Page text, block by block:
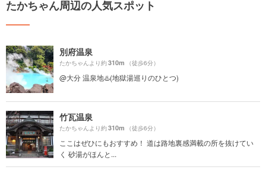
たかちゃん周辺の人気スポット
別府温泉
たかちゃんより約310m （徒歩6分）
@大分 温泉地♨️(地獄湯巡りのひとつ)
竹瓦温泉
たかちゃんより約310m （徒歩6分）
ここはぜひにもおすすめ！ 道は路地裏感満載の所を抜けてい
く 砂湯がほんと...